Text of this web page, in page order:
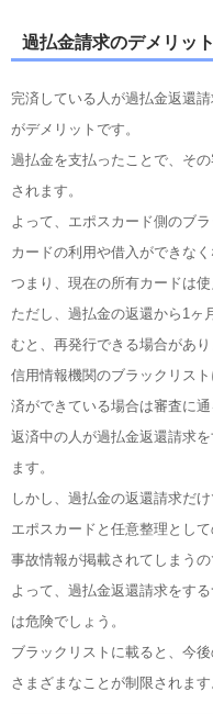
過払金請求のデメリット
完済している人が過払金返還
がデメリットです。
過払金を支払ったことで、そ
されます。
よって、エポスカード側のブ
カードの利用や借入ができなく
つまり、現在の所有カードは
ただし、過払金の返還から1ヶ
むと、再発行できる場合があり
信用情報機関のブラックリス
済ができている場合は審査に通
返済中の人が過払金返還請求
ます。
しかし、過払金の返還請求だ
エポスカードと任意整理とし
事故情報が掲載されてしまうの
よって、過払金返還請求をす
は危険でしょう。
ブラックリストに載ると、今
さまざまなことが制限されます